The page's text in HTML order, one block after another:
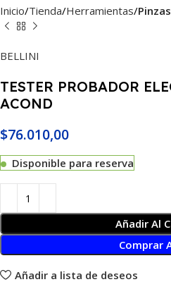
Inicio Tienda Herramientas
BELLINI
TESTER PROBADOR
ACOND
$76.010,00
Disponible para reserva
Añadir Al
Comprar
Añadir a lista de deseos